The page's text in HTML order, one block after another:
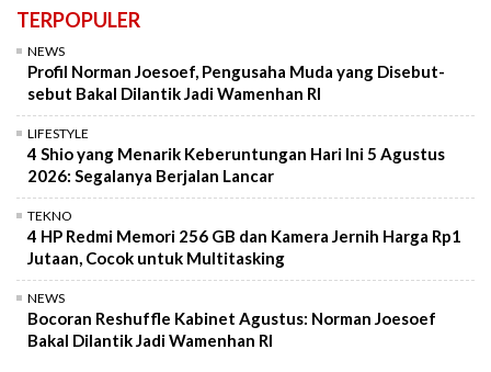
TERPOPULER
NEWS
Profil Norman Joesoef, Pengusaha Muda yang Disebut-
sebut Bakal Dilantik Jadi Wamenhan RI
LIFESTYLE
4 Shio yang Menarik Keberuntungan Hari Ini 5 Agustus
2026: Segalanya Berjalan Lancar
TEKNO
4 HP Redmi Memori 256 GB dan Kamera Jernih Harga Rp1
Jutaan, Cocok untuk Multitasking
NEWS
Bocoran Reshuffle Kabinet Agustus: Norman Joesoef
Bakal Dilantik Jadi Wamenhan RI